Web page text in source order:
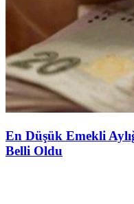
En Düşük Emekli
Belli Oldu